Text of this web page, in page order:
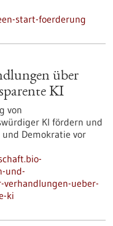
start-foerderung
über
KI
von
KI fördern und
Demokratie vor
und-
ueber-
ki